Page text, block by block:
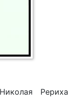
Рериха